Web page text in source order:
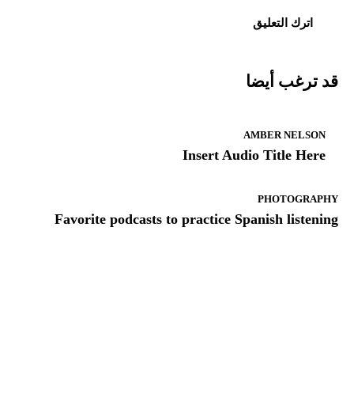
قد ترغب أيضا
AMBER NELSON
Insert Audio Title Here
PHOTOGRAPHY
Favorite podcasts to practice Spanish listening